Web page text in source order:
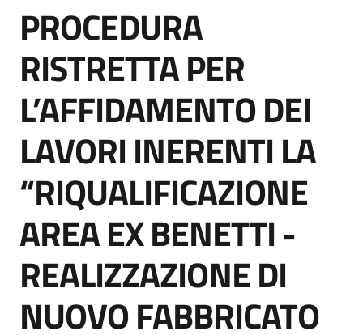
acquisto
Supporto
Piattaforme
telematiche
English
site
Salta al contenuto
PROCEDURA
RISTRETTA PER
L’AFFIDAMENTO DEI
LAVORI INERENTI LA
“RIQUALIFICAZIONE
AREA EX BENETTI -
REALIZZAZIONE DI
NUOVO FABBRICATO